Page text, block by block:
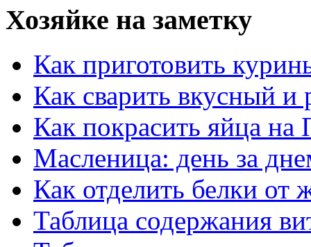
Хозяйке на заметку
Как приготовить
Как сварить вкусный и
Как покрасить яйца на
Масленица: день за
Как отделить белки от
Таблица содержания